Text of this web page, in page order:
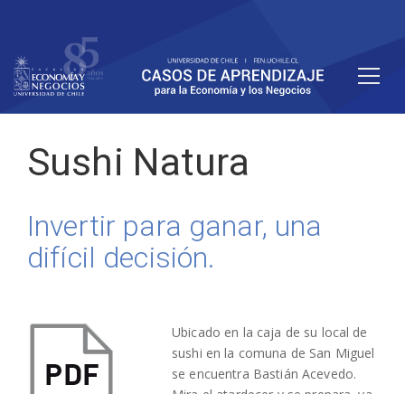
Sushi Natura
Invertir para ganar, una
difícil decisión.
Ubicado en la caja de su local de
sushi en la comuna de San Miguel
se encuentra Bastián Acevedo.